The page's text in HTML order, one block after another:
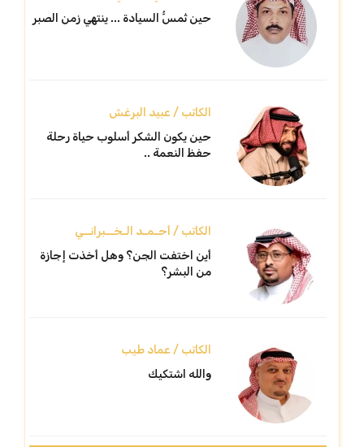
حين تُمسُّ السيادة ... ينتهي زمن الصبر
الكاتب / عبيد البرغش
حين يكون الشكر أسلوب حياة رحلة
حفظ النعمة ..
الكاتب / أحـمـد الـخــبرانــي
أين اختفت الجن؟ وهل أخذت إجازة
من البشر؟
الكاتب / عماد طيب
والله اشتكيك